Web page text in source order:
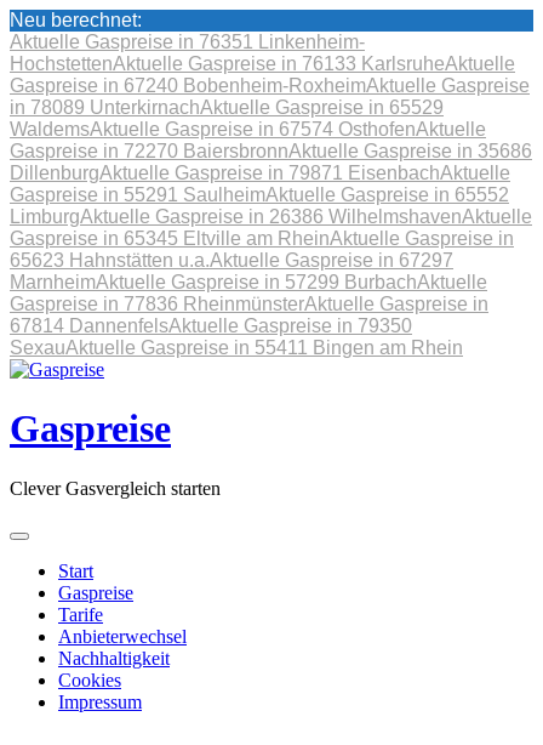
Neu berechnet:
Aktuelle Gaspreise in 76351 Linkenheim-
HochstettenAktuelle Gaspreise in 76133 KarlsruheAktuelle
Gaspreise in 67240 Bobenheim-RoxheimAktuelle Gaspreise
in 78089 UnterkirnachAktuelle Gaspreise in 65529
WaldemsAktuelle Gaspreise in 67574 OsthofenAktuelle
Gaspreise in 72270 BaiersbronnAktuelle Gaspreise in 35686
DillenburgAktuelle Gaspreise in 79871 EisenbachAktuelle
Gaspreise in 55291 SaulheimAktuelle Gaspreise in 65552
LimburgAktuelle Gaspreise in 26386 WilhelmshavenAktuelle
Gaspreise in 65345 Eltville am RheinAktuelle Gaspreise in
65623 Hahnstätten u.a.Aktuelle Gaspreise in 67297
MarnheimAktuelle Gaspreise in 57299 BurbachAktuelle
Gaspreise in 77836 RheinmünsterAktuelle Gaspreise in
67814 DannenfelsAktuelle Gaspreise in 79350
SexauAktuelle Gaspreise in 55411 Bingen am Rhein
Skip
content
Gaspreise
Clever Gasvergleich starten
Start
Gaspreise
Tarife
Anbieterwechsel
Nachhaltigkeit
Cookies
Impressum